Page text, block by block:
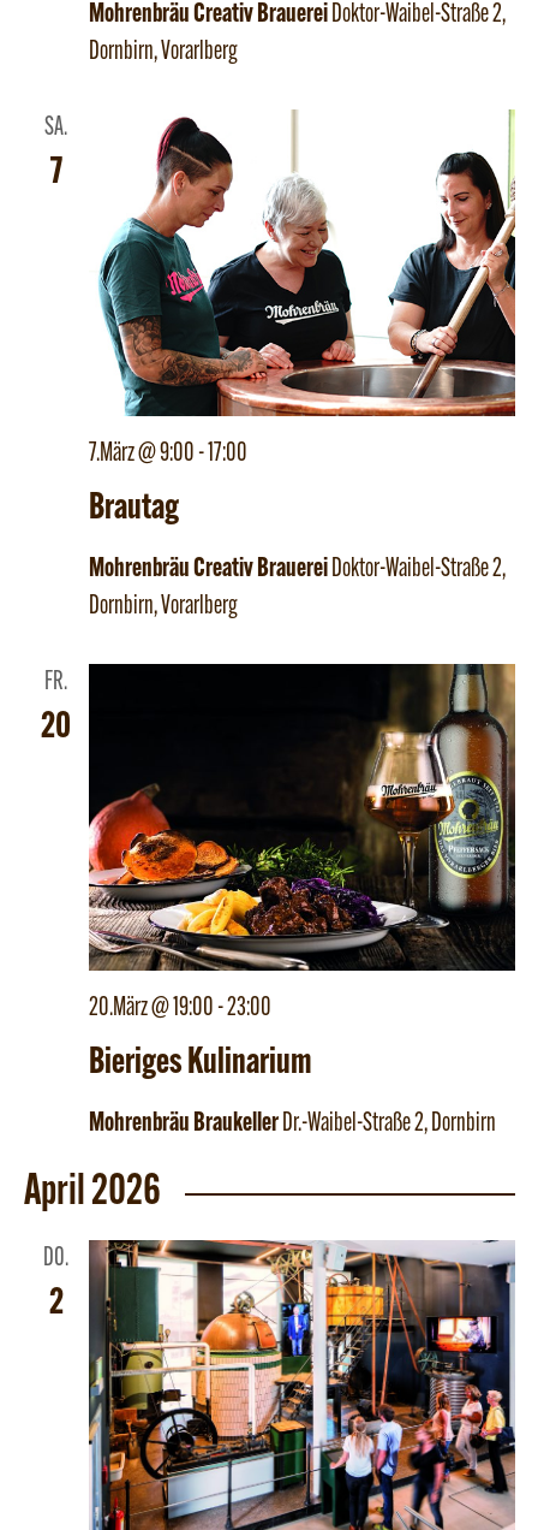
Mohrenbräu Creativ BrauereiDoktor-Waibel-Straße 2,
Dornbirn, Vorarlberg
SA.
7
Brautag
7.März @ 9:00-17:00
Mohrenbräu Creativ BrauereiDoktor-Waibel-Straße 2,
Dornbirn, Vorarlberg
FR.
20
Bieriges Kulinarium
20.März @ 19:00-23:00
Mohrenbräu BraukellerDr.-Waibel-Straße 2, Dornbirn
April 2026
DO.
2